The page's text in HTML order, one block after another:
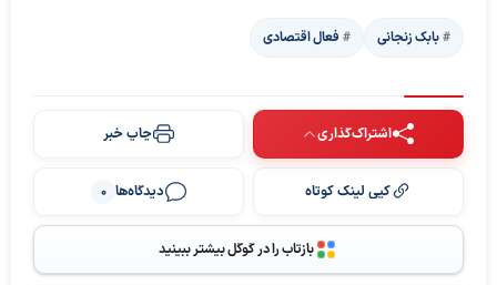
بابک زنجانی فعال اقتصادی
اشتراک‌گذاری چاپ خبر
کپی لینک کوتاه دیدگاه‌ها 0
بازتاب را در گوگل بیشتر ببینید